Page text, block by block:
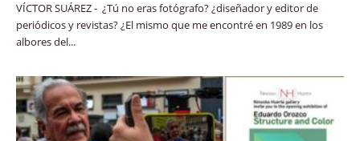
VÍCTOR SUÁREZ - ¿Tú no eras fotógrafo? ¿diseñador y editor de
periódicos y revistas? ¿El mismo que me encontré en 1989 en los
albores del...